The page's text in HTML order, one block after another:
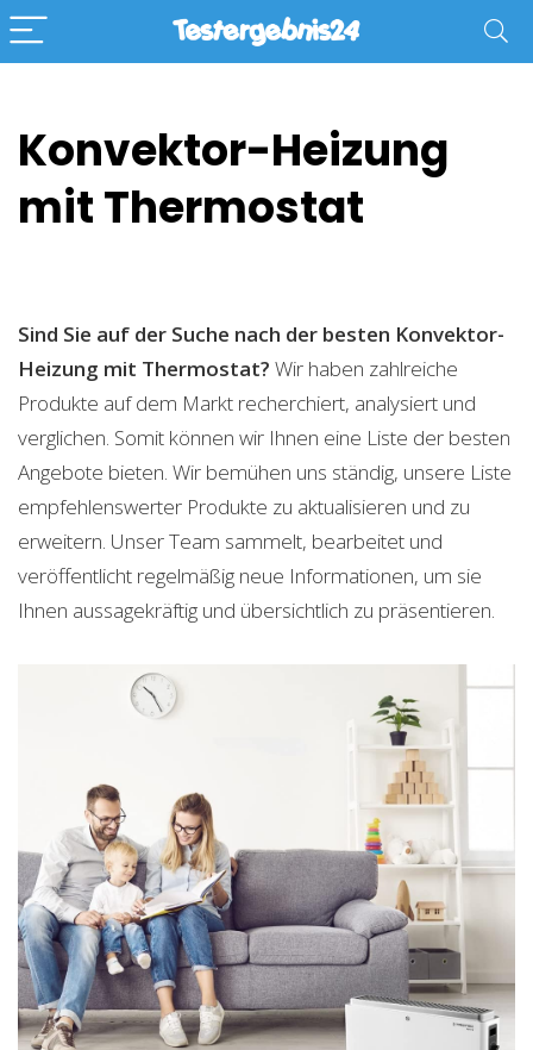
Konvektor-Heizung
mit Thermostat
Sind Sie auf der Suche nach der besten Konvektor-
Heizung mit Thermostat? Wir haben zahlreiche
Produkte auf dem Markt recherchiert, analysiert und
verglichen. Somit können wir Ihnen eine Liste der besten
Angebote bieten. Wir bemühen uns ständig, unsere Liste
empfehlenswerter Produkte zu aktualisieren und zu
erweitern. Unser Team sammelt, bearbeitet und
veröffentlicht regelmäßig neue Informationen, um sie
Ihnen aussagekräftig und übersichtlich zu präsentieren.